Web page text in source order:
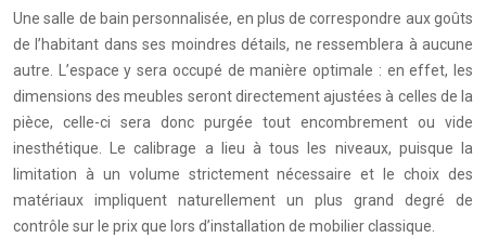
Une salle de bain personnalisée, en plus de correspondre aux goûts
de l’habitant dans ses moindres détails, ne ressemblera à aucune
autre. L’espace y sera occupé de manière optimale : en effet, les
dimensions des meubles seront directement ajustées à celles de la
pièce, celle-ci sera donc purgée tout encombrement ou vide
inesthétique.
Le calibrage a lieu à tous les niveaux, puisque la
limitation à un volume strictement nécessaire et le choix des
matériaux impliquent naturellement un plus grand degré de
contrôle sur le prix que lors d’installation de mobilier classique.